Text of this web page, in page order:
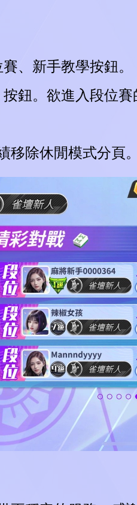
LO
、新手教學按鈕。
鈕。欲進入段位
移除休閒模式分頁。